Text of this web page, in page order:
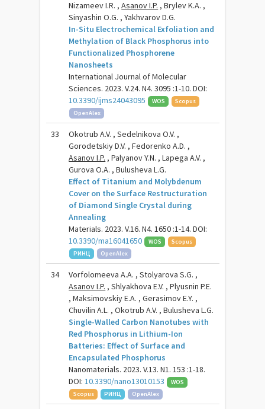
Nizameev I.R. ,Asanov I.P. , Brylev K.A. ,
Sinyashin O.G. , Yakhvarov D.G.
In-Situ Electrochemical Exfoliation and
Methylation of Black Phosphorus into
Functionalized Phosphorene
Nanosheets
International Journal of Molecular
Sciences. 2023. V.24. N4. 3095 :1-10. DOI:
10.3390/ijms24043095
WOS
Scopus
OpenAlex
33
Okotrub A.V. , Sedelnikova O.V. ,
Gorodetskiy D.V. , Fedorenko A.D. ,
Asanov I.P. , Palyanov Y.N. , Lapega A.V. ,
Gurova O.A. , Bulusheva L.G.
Effect of Titanium and Molybdenum
Cover on the Surface Restructuration
of Diamond Single Crystal during
Annealing
Materials. 2023. V.16. N4. 1650 :1-14. DOI:
10.3390/ma16041650
WOS
Scopus
РИНЦ
OpenAlex
34
Vorfolomeeva A.A. , Stolyarova S.G. ,
Asanov I.P. , Shlyakhova E.V. , Plyusnin P.E.
, Maksimovskiy E.A. , Gerasimov E.Y. ,
Chuvilin A.L. , Okotrub A.V. , Bulusheva L.G.
Single-Walled Carbon Nanotubes with
Red Phosphorus in Lithium-Ion
Batteries: Effect of Surface and
Encapsulated Phosphorus
Nanomaterials. 2023. V.13. N1. 153 :1-18.
DOI:10.3390/nano13010153
WOS
Scopus
РИНЦ OpenAlex